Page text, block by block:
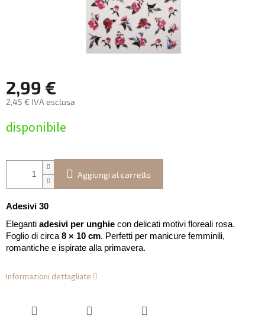
2,99 €
2,45 € IVA esclusa
della
disponibile
Aggiungi al carrello
Adesivi 30
Eleganti adesivi per unghie con delicati motivi floreali rosa.
Foglio di circa8 × 10 cm. Perfetti per manicure femminili,
romantiche e ispirate alla primavera.
Informazioni dettagliate